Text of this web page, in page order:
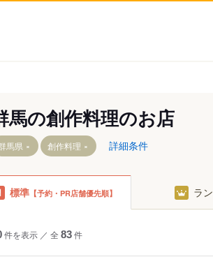
高崎
みなかみ・尾瀬・赤城
伊香保・草津・吾妻
馬の創作料理のお店
馬県 創作料理 詳細条件
標準 【予約・PR店舗優先順】 ラ
件を表示 ／ 全 83件